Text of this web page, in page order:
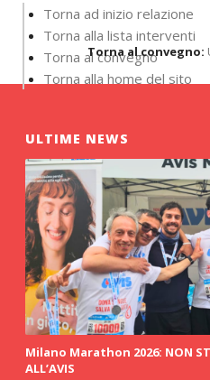
Torna ad inizio relazione
Torna alla lista interventi
Torna al convegno
Torna alla home del sito
Torna al convegno:
ULTIME NEWS
Milano Marathon 2026: NON
ALL’AVIS